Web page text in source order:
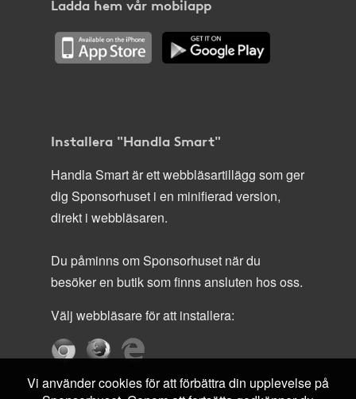
Ladda hem vår mobilapp
Installera "Handla Smart"
Handla Smart är ett webbläsartillägg som ger
dig Sponsorhuset i en minifierad version,
direkt i webbläsaren.
Du påminns om Sponsorhuset när du
besöker en butik som finns ansluten hos oss.
Välj webbläsare för att installera:
Vi använder cookies för att förbättra din upplevelse på